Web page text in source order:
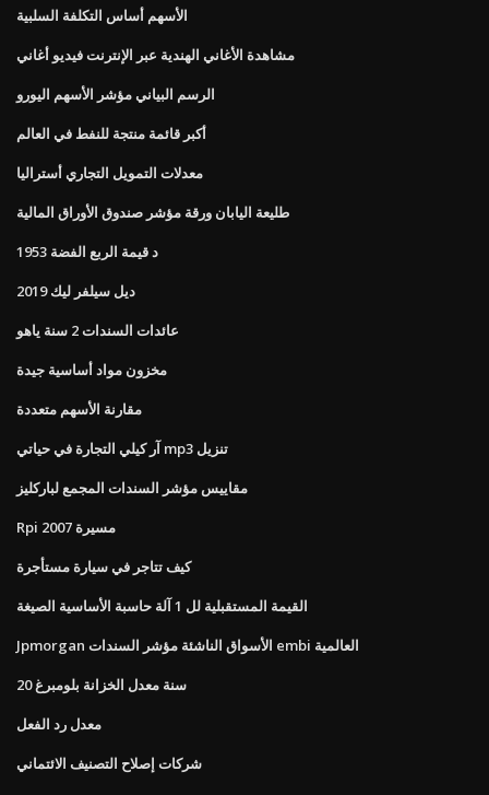
الأسهم أساس التكلفة السلبية
مشاهدة الأغاني الهندية عبر الإنترنت فيديو أغاني
الرسم البياني مؤشر الأسهم اليورو
أكبر قائمة منتجة للنفط في العالم
معدلات التمويل التجاري أستراليا
طليعة اليابان ورقة مؤشر صندوق الأوراق المالية
1953 د قيمة الربع الفضة
ديل سيلفر ليك 2019
عائدات السندات 2 سنة ياهو
مخزون مواد أساسية جيدة
مقارنة الأسهم متعددة
آر كيلي التجارة في حياتي mp3 تنزيل
مقاييس مؤشر السندات المجمع لباركليز
Rpi مسيرة 2007
كيف تتاجر في سيارة مستأجرة
القيمة المستقبلية لل 1 آلة حاسبة الأساسية الصيغة
Jpmorgan الأسواق الناشئة مؤشر السندات embi العالمية
20 سنة معدل الخزانة بلومبرغ
معدل رد الفعل
شركات إصلاح التصنيف الائتماني